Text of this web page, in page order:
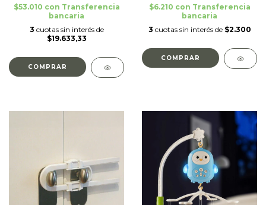
$53.010 con Transferencia
bancaria
3 cuotas sin interés de
$19.633,33
$6.210 con Transferencia
bancaria
3 cuotas sin interés de $2.300
COMPRAR